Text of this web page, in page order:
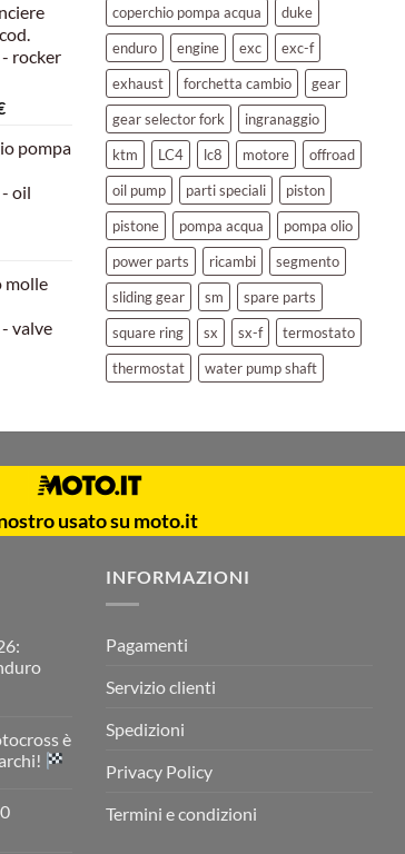
attuale
è:
30,00€.
rocker
Il
attuale
30,00€.
pompa
oil
molle
valve
coperchio pompa acqua
duke
enduro
engine exc
exc-f
exhaust
forchetta cambio
gear
gear selector fork
ingranaggio
ktm
LC4 lc8 motore
offroad
oil pump
parti speciali
piston
pistone
pompa acqua
pompa olio
power parts
ricambi
segmento
sliding gear
sm
spare parts
square ring
sx sx-f
termostato
thermostat
water pump shaft
usato su moto.it
è
INFORMAZIONI
Pagamenti
Servizio clienti
Spedizioni
Privacy Policy
Termini e condizioni